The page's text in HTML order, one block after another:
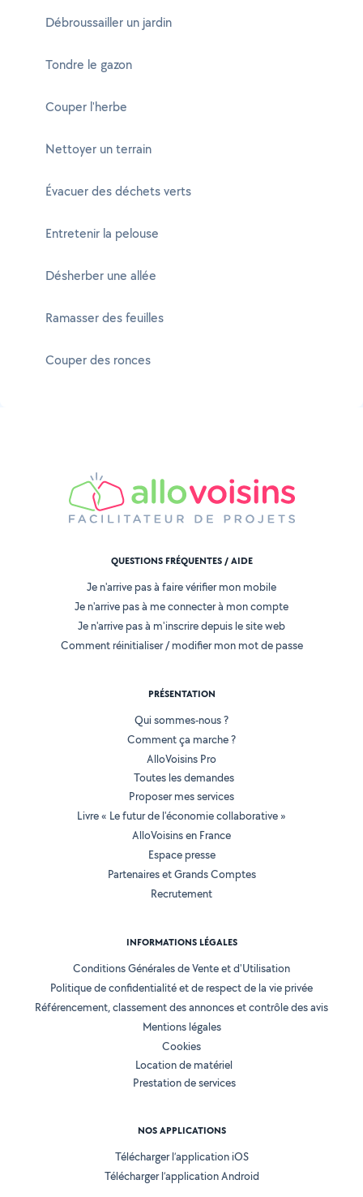
Débroussailler un jardin
Tondre le gazon
Couper l'herbe
Nettoyer un terrain
Évacuer des déchets verts
Entretenir la pelouse
Désherber une allée
Ramasser des feuilles
Couper des ronces
QUESTIONS FRÉQUENTES / AIDE
Je n'arrive pas à faire vérifier mon mobile
Je n'arrive pas à me connecter à mon compte
Je n'arrive pas à m'inscrire depuis le site web
Comment réinitialiser / modifier mon mot de passe
PRÉSENTATION
Qui sommes-nous ?
Comment ça marche ?
AlloVoisins Pro
Toutes les demandes
Proposer mes services
Livre « Le futur de l'économie collaborative »
AlloVoisins en France
Espace presse
Partenaires et Grands Comptes
Recrutement
INFORMATIONS LÉGALES
Conditions Générales de Vente et d'Utilisation
Politique de confidentialité et de respect de la vie privée
Référencement, classement des annonces et contrôle des avis
Mentions légales
Cookies
Location de matériel
Prestation de services
NOS APPLICATIONS
Télécharger l’application iOS
Télécharger l’application Android